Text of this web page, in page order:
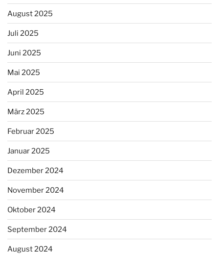
August 2025
Juli 2025
Juni 2025
Mai 2025
April 2025
März 2025
Februar 2025
Januar 2025
Dezember 2024
November 2024
Oktober 2024
September 2024
August 2024